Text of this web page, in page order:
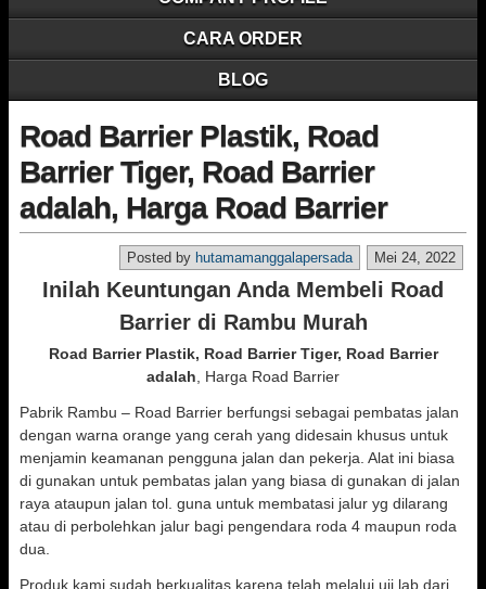
CARA ORDER
BLOG
Road Barrier Plastik, Road
Barrier Tiger, Road Barrier
adalah, Harga Road Barrier
Mei 24, 2022
Posted by hutamamanggalapersada
Inilah Keuntungan Anda Membeli Road
Barrier di Rambu Murah
Road Barrier Plastik, Road Barrier Tiger, Road Barrier
adalah , Harga Road Barrier
Pabrik Rambu – Road Barrier berfungsi sebagai pembatas jalan
dengan warna orange yang cerah yang didesain khusus untuk
menjamin keamanan pengguna jalan dan pekerja. Alat ini biasa
di gunakan untuk pembatas jalan yang biasa di gunakan di jalan
raya ataupun jalan tol. guna untuk membatasi jalur yg dilarang
atau di perbolehkan jalur bagi pengendara roda 4 maupun roda
dua.
Produk kami sudah berkualitas karena telah melalui uji lab dari